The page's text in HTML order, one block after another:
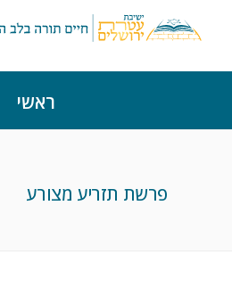
ראשי
פרשת תזריע מצורע